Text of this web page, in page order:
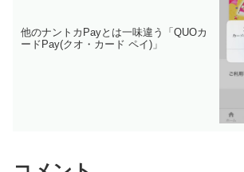
他のナントカPayとは一味違う「QUOカ
ードPay(クオ・カード ペイ)」